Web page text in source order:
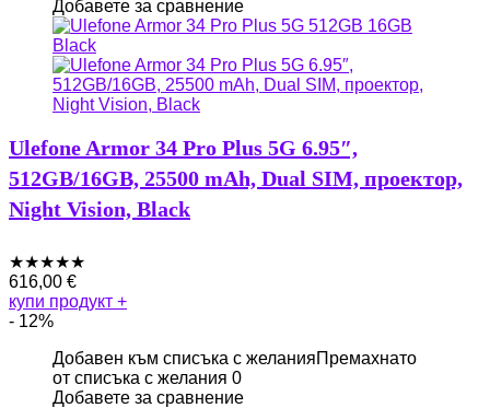
Добавете за сравнение
Ulefone Armor 34 Pro Plus 5G 6.95″,
512GB/16GB, 25500 mAh, Dual SIM, проектор,
Night Vision, Black
★★★★★
616,00 €
купи продукт +
- 12%
Добавен към списъка с желанияПремахнато
от списъка с желания 0
Добавете за сравнение